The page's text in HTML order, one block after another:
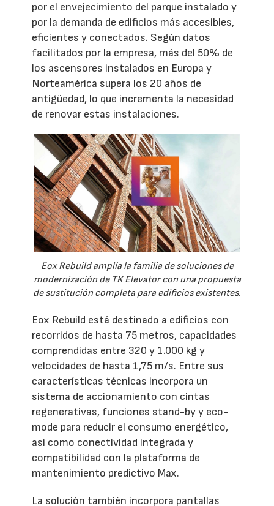
por el envejecimiento del parque instalado y
por la demanda de edificios más accesibles,
eficientes y conectados. Según datos
facilitados por la empresa, más del 50% de
los ascensores instalados en Europa y
Norteamérica supera los 20 años de
antigüedad, lo que incrementa la necesidad
de renovar estas instalaciones.
Eox Rebuild amplía la familia de soluciones de
modernización de TK Elevator con una propuesta
de sustitución completa para edificios existentes.
Eox Rebuild está destinado a edificios con
recorridos de hasta 75 metros, capacidades
comprendidas entre 320 y 1.000 kg y
velocidades de hasta 1,75 m/s. Entre sus
características técnicas incorpora un
sistema de accionamiento con cintas
regenerativas, funciones stand-by y eco-
mode para reducir el consumo energético,
así como conectividad integrada y
compatibilidad con la plataforma de
mantenimiento predictivo Max.
La solución también incorpora pantallas